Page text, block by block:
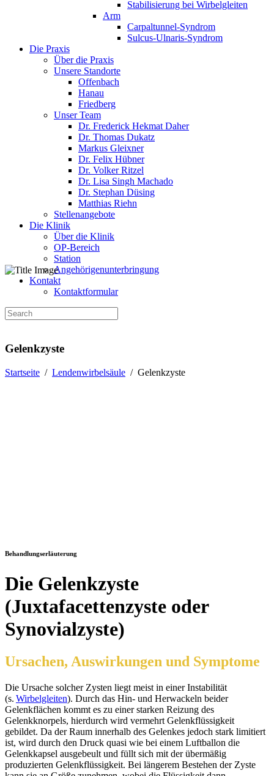
Stabilisierung bei Wirbelgleiten
Arm
Carpaltunnel-Syndrom
Sulcus-Ulnaris-Syndrom
Die Praxis
Über die Praxis
Unsere Standorte
Offenbach
Hanau
Friedberg
Unser Team
Dr. Frederick Hekmat Daher
Dr. Thomas Dukatz
Markus Gleixner
Dr. Felix Hübner
Dr. Volker Ritzel
Dr. Lisa Singh Machado
Dr. Stephan Düsing
Matthias Riehn
Stellenangebote
Die Klinik
Über die Klinik
OP-Bereich
Station
Angehörigenunterbringung
Kontakt
Kontaktformular
Gelenkzyste
Startseite / Lendenwirbelsäule / Gelenkzyste
Behandlungserläuterung
Die Gelenkzyste
(Juxtafacettenzyste oder
Synovialzyste)
Ursachen, Auswirkungen und Symptome
Die Ursache solcher Zysten liegt meist in einer Instabilität
(s. Wirbelgleiten). Durch das Hin- und Herwackeln beider
Gelenkflächen kommt es zu einer starken Reizung des
Gelenkknorpels, hierdurch wird vermehrt Gelenkflüssigkeit
gebildet. Da der Raum innerhalb des Gelenkes jedoch stark limitiert
ist, wird durch den Druck quasi wie bei einem Luftballon die
Gelenkkapsel ausgebeult und füllt sich mit der übermäßig
produzierten Gelenkflüssigkeit. Bei längerem Bestehen der Zyste